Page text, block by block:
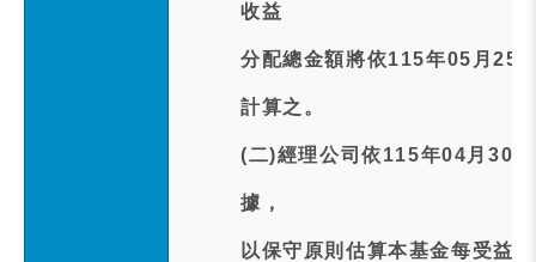
收益
分配總金額將依115年05月25
計算之。
(二)經理公司依115年04月30
據，
以保守原則估算本基金每受益